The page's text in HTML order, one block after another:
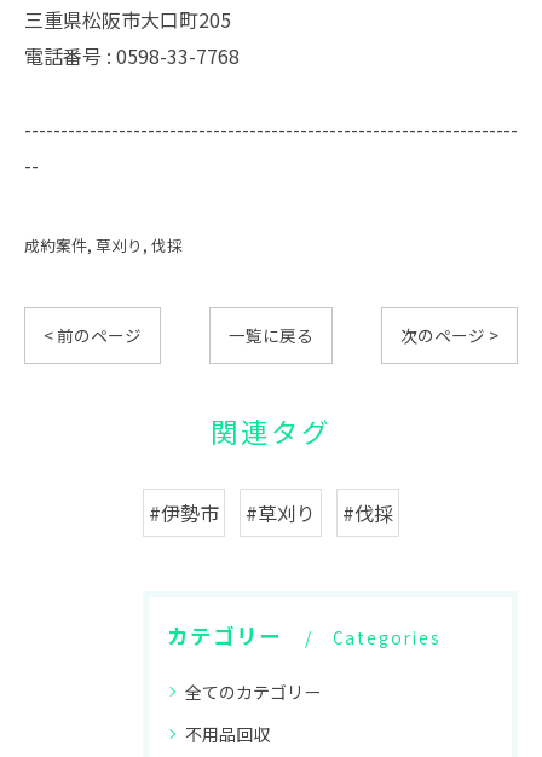
三重県松阪市大口町205
電話番号 : 0598-33-7768
--------------------------------------------------------------------
--
成約案件 草刈り 伐採
< 前のページ 一覧に戻る 次のページ >
関連タグ
#伊勢市 #草刈り #伐採
カテゴリー Categories
全てのカテゴリー
不用品回収